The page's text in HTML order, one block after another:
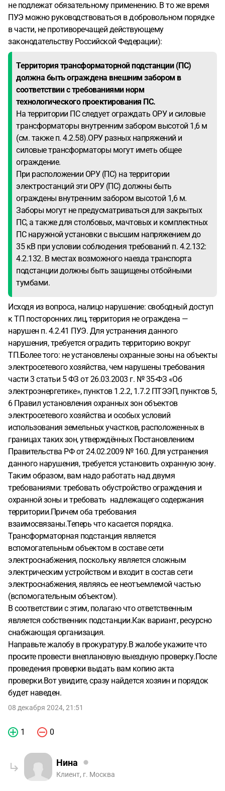
не подлежат обязательному применению. В то же время
ПУЭ можно руководствоваться в добровольном порядке
в части, не противоречащей действующему
законодательству Российской Федерации):
Территория трансформаторной подстанции (ПС)
должна быть ограждена внешним забором в
соответствии с требованиями норм
технологического проектирования ПС.
На территории ПС следует ограждать ОРУ и силовые
трансформаторы внутренним забором высотой 1,6 м
(см. также п. 4.2.58).ОРУ разных напряжений и
силовые трансформаторы могут иметь общее
ограждение.
При расположении ОРУ (ПС) на территории
электростанций эти ОРУ (ПС) должны быть
ограждены внутренним забором высотой 1,6 м.
Заборы могут не предусматриваться для закрытых
ПС, а также для столбовых, мачтовых и комплектных
ПС наружной установки с высшим напряжением до
35 кВ при условии соблюдения требований п. 4.2.132:
4.2.132. В местах возможного наезда транспорта
подстанции должны быть защищены отбойными
тумбами.
Исходя из вопроса, налицо нарушение: свободный доступ
к ТП посторонних лиц, территория не ограждена —
нарушен п. 4.2.41 ПУЭ. Для устранения данного
нарушения, требуется оградить территорию вокруг
ТП.Более того: не установлены охранные зоны на объекты
электросетевого хозяйства, чем нарушены требования
части 3 статьи 5 ФЗ от 26.03.2003 г. № 35-ФЗ «Об
электроэнергетике», пунктов 1.2.2, 1.7.2 ПТЭЭП, пунктов 5,
6 Правил установления охранных зон объектов
электросетевого хозяйства и особых условий
использования земельных участков, расположенных в
границах таких зон, утверждённых Постановлением
Правительства РФ от 24.02.2009 № 160. Для устранения
данного нарушения, требуется установить охранную зону.
Таким образом, вам надо работать над двумя
требованиями: требовать обустройство ограждения и
охранной зоны и требовать надлежащего содержания
территории.Причем оба требования
взаимосвязаны.Теперь что касается порядка.
Трансформаторная подстанция является
вспомогательным объектом в составе сети
электроснабжения, поскольку является сложным
электрическим устройством и входит в состав сети
электроснабжения, являясь ее неотъемлемой частью
(вспомогательным объектом).
В соответствии с этим, полагаю что ответственным
является собственник подстанции.Как вариант, ресурсно
снабжающая организация.
Направьте жалобу в прокуратуру.В жалобе укажите что
просите провести внеплановую выездную проверку.После
проведения проверки выдать вам копию акта
проверки.Вот увидите, сразу найдется хозяин и порядок
будет наведен.
08 декабря 2024, 21:51
1 0
Нина
Клиент, г. Москва